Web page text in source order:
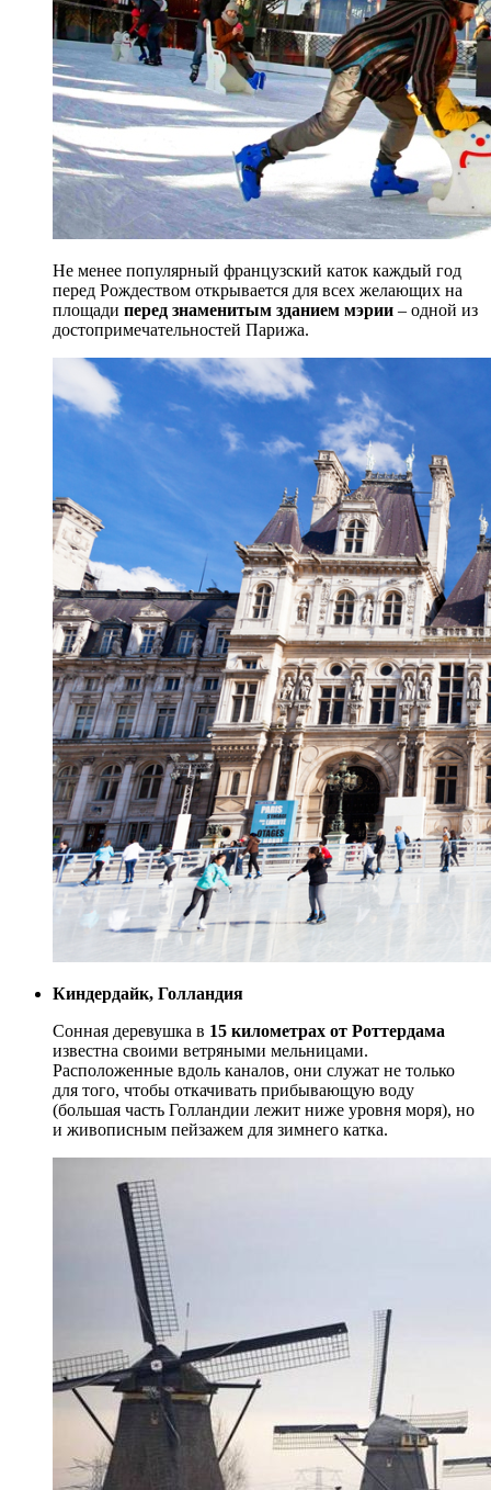
Не менее популярный французский каток каждый год
перед Рождеством открывается для всех желающих на
площади перед знаменитым зданием мэрии – одной из
достопримечательностей Парижа.
Киндердайк, Голландия
Сонная деревушка в 15 километрах от Роттердама
известна своими ветряными мельницами.
Расположенные вдоль каналов, они служат не только
для того, чтобы откачивать прибывающую воду
(большая часть Голландии лежит ниже уровня моря), но
и живописным пейзажем для зимнего катка.